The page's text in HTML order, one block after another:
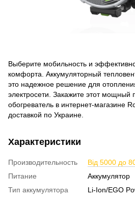
Выберите мобильность и
комфорта. Аккумуляторный
это надежное решение для
электросети. Закажите этот мощный
обогреватель в интернет-магазине
доставкой по Украине.
Характеристики
Производительность
Від 5000 до
Питание
Аккумулятор
Тип аккумулятора
Li-Ion/EGO